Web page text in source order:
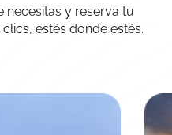
necesitas y reserva tu
estés donde estés.